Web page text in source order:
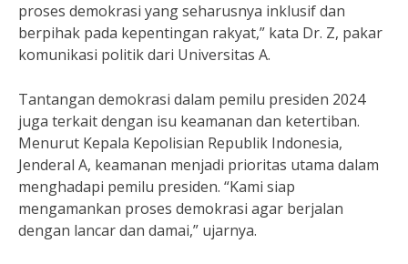
proses demokrasi yang seharusnya inklusif dan
berpihak pada kepentingan rakyat,” kata Dr. Z, pakar
komunikasi politik dari Universitas A.
Tantangan demokrasi dalam pemilu presiden 2024
juga terkait dengan isu keamanan dan ketertiban.
Menurut Kepala Kepolisian Republik Indonesia,
Jenderal A, keamanan menjadi prioritas utama dalam
menghadapi pemilu presiden. “Kami siap
mengamankan proses demokrasi agar berjalan
dengan lancar dan damai,” ujarnya.